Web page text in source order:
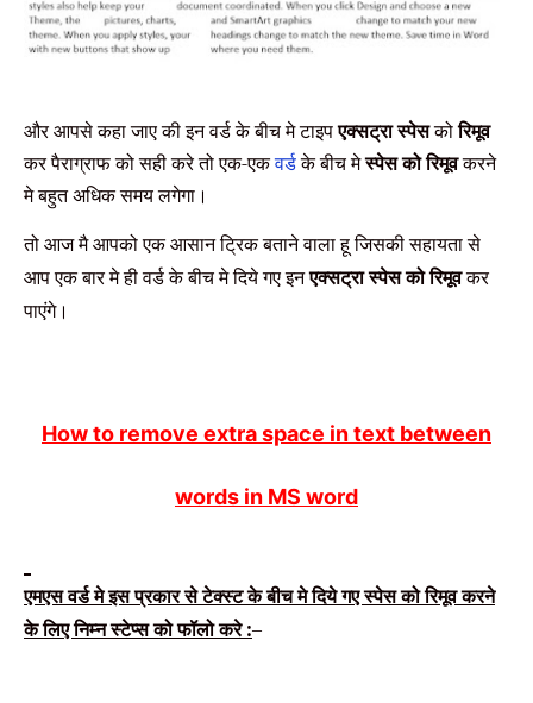
और आपसे कहा जाए की इन वर्ड के बीच मे टाइपएक्सट्रा स्पेसकोरिमूव
कर पैराग्राफ को सही करे तो एक-एकवर्डके बीच मेस्पेस को रिमूवकरने
मे बहुत अधिक समय लगेगा।
तो आज मै आपको एकआसानट्रिक बताने वाला हू जिसकी सहायता से
आप एक बार मे ही वर्ड के बीच मे दिये गएइनएक्सट्रा स्पेस को रिमूवकर
पाएंगे।
How to remove extra space in text between
words in MS word
एमएस वर्ड मे इस प्रकार से टेक्स्ट के बीच मे दिये गए स्पेस को रिमूव करने
के लिए निम्न स्टेप्स को फॉलो करे :–